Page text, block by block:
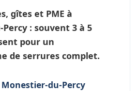
gîtes et PME à
: souvent 3 à 5
pour un
de serrures complet.
du-Percy